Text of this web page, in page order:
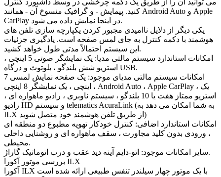
کنید. پیمایش - و گرافیک منسوخ آن - همانند Android Auto و Apple
CarPlay در اینجا نمایش داده می شود.
یکی دیگر از دلایل ناامیدی مجبور کردن یکپارچه سازی تلفن های
هوشمند با دکمه کنترل به جای لمس صفحه است. یادگیری جزئیات
این سیستم احتمالاً مدتی طول خواهد کشید.
امکانات استاندارد سیستم مالتی مدیا: یک نمایشگر صوتی 5 اینچی ،
استریو شش بلندگو ، بلوتوث و درگاه USB.
امکانات سیستم مالتی مدیای موجود: یک صفحه نمایش لمسی 7
اینچی ، یک نمایشگر 8 اینچی ، Android Auto ، Apple CarPlay ، یک
استریو ممتاز هفت یا 10 بلندگو ، سیستم ناوبری ، رادیو ماهواره ای ،
رادیو HD و سیستم telematics AcuraLink (به شما امکان می دهد به
ILX از طریق تلفن هوشمند خود متصل شوید)
امکانات استاندارد اضافی: کنترل خودکار تهویه مطبوع دو منطقه ای
، ورودی بدون کلید مجاورت ، سقف ماهواره ای و روشنایی داخلی
محیطی.
سایر امکانات موجود: اتو-دایم آینه دید عقب و درب اتوماتیک گاراژ.
بررسی موتور آکورا ILX
آکورا ILX با یک موتور چهار سیلندر تنفس طبیعی ارائه شده است